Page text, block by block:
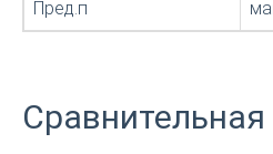
Пред.п
Сравнительная